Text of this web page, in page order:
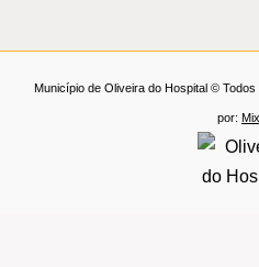
Município de Oliveira do Hospital ©
por: